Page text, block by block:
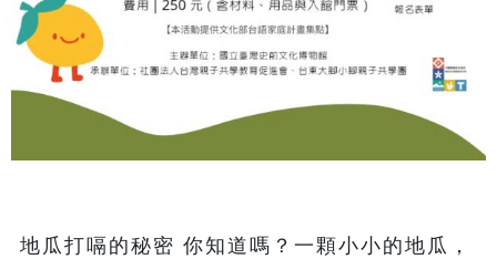
地瓜打嗝的秘密 你知道嗎？一顆小小的地瓜，